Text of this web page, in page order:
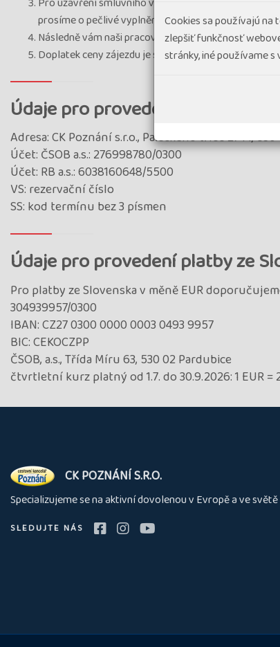
prosíme o pečlivé vyplnění variabilního symbolu,
Následně vám naši pracovníci zašlou tzv.
Doplatek ceny zájezdu je splatný 40 dní před
Údaje pro provedení platby v
Adresa: CK Poznání s.r.o., Palackého třída 2744,
Účet: ČSOB a.s.: 276998780/0300
Účet: RB a.s.: 6038160648/5500
VS: rezervační číslo
SS: kod termínu bez 3 písmen
Údaje pro provedení platby ze
Pro platby ze Slovenska v měně EUR
304939957/0300
IBAN: CZ27 0300 0000 0003 0493 9957
BIC: CEKOCZPP
ČSOB, a.s., Třída Míru 63, 530 02 Pardubice
čtvrtletní kurz platný od 1.7. do 30.9.2026: 1 EUR =
O
nás
CK POZNÁNÍ S.R.O.
Specializujeme se na aktivní dovolenou v Evropě a ve světě
SLEDUJTE NÁS
Cookies sa používajú
zlepšiť funkčnosť
stránky, iné používame s